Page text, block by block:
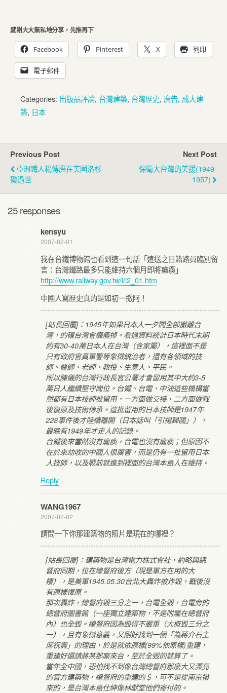
感謝大大無私地分享，先推再下
Facebook Pinterest X 列印
電子郵件
Categories: 出版品評論, 台灣建築, 台灣歷史, 廣告, 成大建
築, 日本
Previous Post
亞洲鐵人楊傳廣在美國洛杉
磯過世
Next Post
保衛大台灣的美援(1949-
1957)
25 responses
kensyu
2007-02-01
我在台鐵博物館也看到這一句話「遣送之日籍路員臨別留
言：台灣鐵路最多只能維持六個月即將癱瘓」
http://www.railway.gov.tw/i/i2_01.htm
中國人寫歷史真的是如初一撤阿！
[站長回覆]：1945年如果日本人一夕間全部撤離台
灣，的確台灣會癱瘓掉。看過資料統計日本時代末期
約有30-40萬日本人在台灣（含家屬），這裡面不是
只有政府官員軍警等象徵統治者，還有各領域的技
師、醫師、老師、教授、生意人、平民。
所以陳儀的台灣行政長官公署才會留用其中大約3-5
萬日人繼續堅守崗位。台鐵、台電、中油這些機構當
然都有日本技師被留用，一方面做交接，二方面做戰
後復原及技術傳承。這批留用的日本技師是1947年
228事件後才陸續離開（日本話叫「引揚歸國」），
最晚有1949年才走人的記錄。
台鐵後來當然沒有癱瘓，台電也沒有癱瘓；但原因不
在於來劫收的中國人很厲害，而是仍有一批留用日本
人技師，以及戰前就進到裡面的台灣本島人在維持。
Reply
WANG1967
2007-02-02
請問一下你那建築物的照片是現在的哪裡？
[站長回覆]：建築物是台灣電力株式會社，約略與總
督府同期，位在總督府後方（現是軍方在用的大
樓），是美軍1945.05.30台北大轟炸被炸毀，戰後沒
有原樣復原。
那次轟炸，總督府毀三分之一，台電全毀，台電旁的
總督府圖書館（一座獨立建築物，不是附屬在總督府
內）也全毀。總督府因為毀得不嚴重（大概毀三分之
一），且有象徵意義，又剛好找到一個「為蔣介石主
席祝壽」的理由，於是就依原樣(99%依原樣)重建，
重建好還請蔣某那廝來台，至於全毀的就算了。
當年全中國，恐怕找不到像台灣總督府那麼大又漂亮
的官方建築物，總督府的重建的＄，可不是從南京撥
來的，是台灣本島仕紳像林獻堂他們寄付的。